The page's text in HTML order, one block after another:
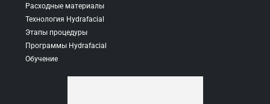
Расходные материалы
Технология Hydrafacial
Этапы процедуры
Программы Hydrafacial
Обучение